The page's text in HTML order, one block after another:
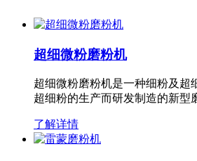
超细微粉磨粉机
超细微粉磨粉机是一种细粉及超
超细粉的生产而研发制造的新
了解详情